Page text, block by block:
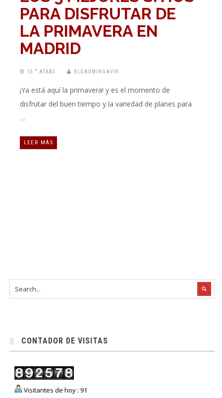
PARA DISFRUTAR DE
LA PRIMAVERA EN
MADRID
10 “” ATRÁS BLGADMINGAVIR
¡Ya está aquí la primavera! y es el momento de
disfrutar del buen tiempo y la variedad de planes para
…
LEER MÁS
CONTADOR DE VISITAS
Visitantes de hoy : 91